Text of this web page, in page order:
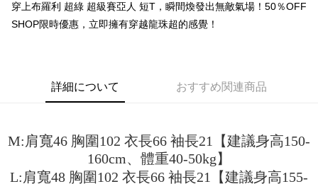
Plus Pay
【OP Pay Later 使用説明】
的に OP Pay Later の取引プロセスに移行し、携帯番号を確認後、分割払
いの回数や支払い期限を選択し、支払いを確認すると取引が完了します。
3. 実際の承認額、分割回数および費用については、後続の取引確認ページ
を基準とします。
AFTEE代金後払い
1.お支払い方法でAFTEE代金後払いを選択すると、携帯電話認証ウィンド
ウが表示されます。
2.SMSで認証してお支払い手続を進めてください。
3.注文するときのお支払いは不要です。商品はご指定の住所に配送されま
ATM払い
配送方法
穿上布羅利 超綠 超級賽亞人 短T，瞬間煥發出無敵氣場！50％OFF
SHOP限時優惠，立即擁有穿越龍珠超的感覺！
詳細について おすすめ関連商品
M:肩寬46 胸圍102 衣長66 袖長21【建議身高150-
160cm、體重40-50kg】
L:肩寬48 胸圍102 衣長66 袖長21【建議身高155-